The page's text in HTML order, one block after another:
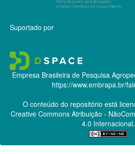
Suportado por
Empresa Brasileira de Pesquisa
https://www.embrapa.br/
O conteúdo do repositório está
Creative CommonsAtribuição -
4.0 Internacional.